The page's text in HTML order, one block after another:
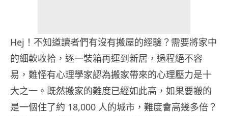
Hej！不知道讀者們有沒有搬屋的經驗？需要將家中
的細軟收拾，逐一裝箱再運到新居，過程絕不容
易，難怪有心理學家認為搬家帶來的心理壓力是十
大之一。既然搬家的難度已經如此高，如果要搬的
是一個住了約 18,000 人的城市，難度會高幾多倍？